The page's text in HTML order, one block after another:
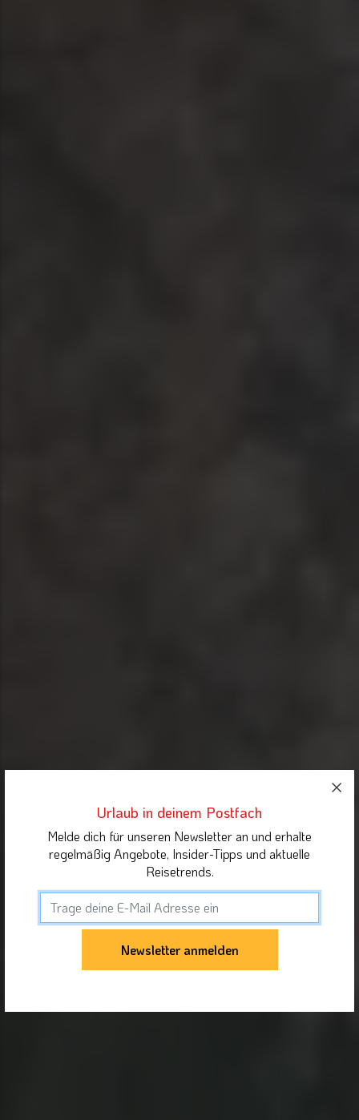
Urlaub in deinem Postfach
Melde dich für unseren Newsletter an und erhalte
regelmäßig Angebote, Insider-Tipps und aktuelle
Reisetrends.